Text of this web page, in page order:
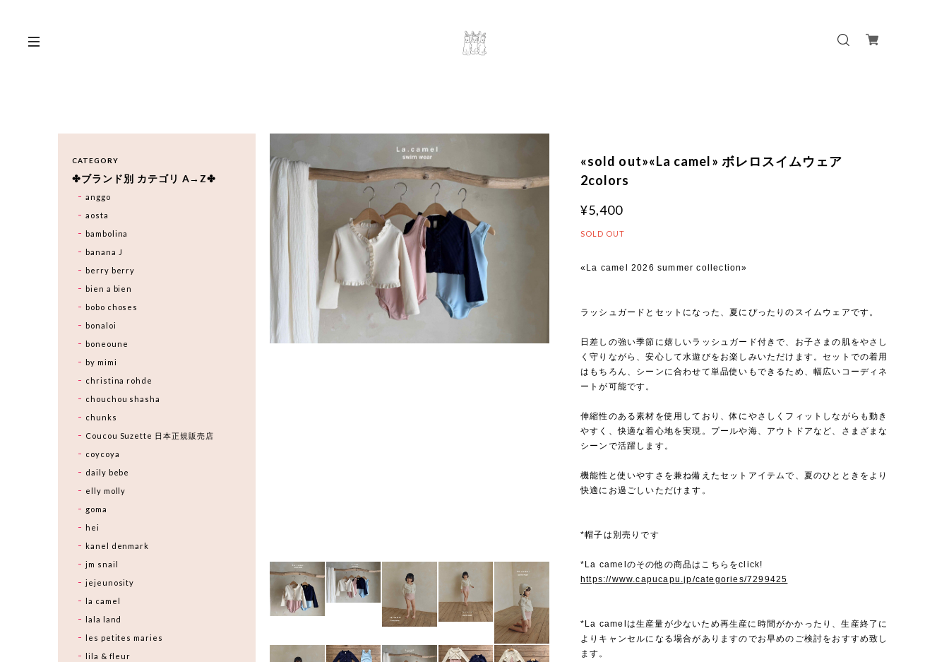
«sold out»«La camel» ボレロスイムウェア
2colors
¥5,400
SOLD OUT
«La camel 2026 summer collection»
ラッシュガードとセットになった、夏にぴったりのスイムウェアです。
日差しの強い季節に嬉しいラッシュガード付きで、お子さまの肌をやさし
く守りながら、安心して水遊びをお楽しみいただけます。セットでの着用
はもちろん、シーンに合わせて単品使いもできるため、幅広いコーディネ
ートが可能です。
伸縮性のある素材を使用しており、体にやさしくフィットしながらも動き
やすく、快適な着心地を実現。プールや海、アウトドアなど、さまざまな
シーンで活躍します。
機能性と使いやすさを兼ね備えたセットアイテムで、夏のひとときをより
快適にお過ごしいただけます。
*帽子は別売りです
*La camelのその他の商品はこちらをclick!
https://www.capucapu.jp/categories/7299425
*La camelは生産量が少ないため再生産に時間がかかったり、生産終了に
よりキャンセルになる場合がありますのでお早めのご検討をおすすめ致し
ます。
CATEGORY
✤ブランド別 カテゴリ A→Z✤
anggo
aosta
bambolina
banana J
berry berry
bien a bien
bobo choses
bonaloi
boneoune
by mimi
christina rohde
chouchou shasha
chunks
Coucou Suzette 日本正規販売店
coycoya
daily bebe
elly molly
goma
hei
kanel denmark
jm snail
jejeunosity
la camel
lala land
les petites maries
lila & fleur